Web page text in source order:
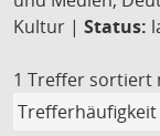
Kultur | Status:
1 Treffer sortiert